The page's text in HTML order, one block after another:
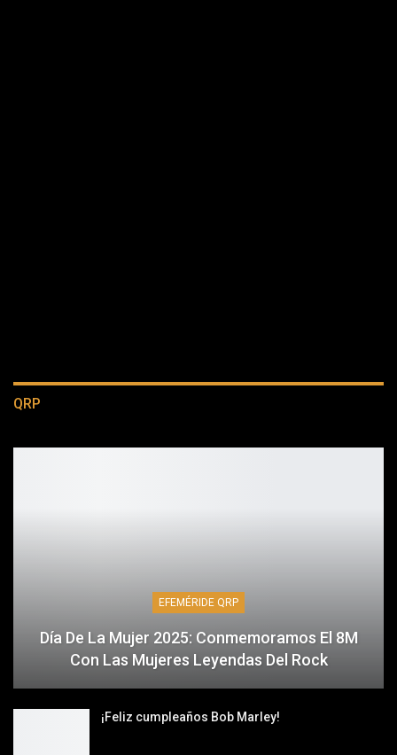
QRP
EFEMÉRIDE QRP
Día De La Mujer 2025: Conmemoramos El 8M
Con Las Mujeres Leyendas Del Rock
¡Feliz cumpleaños Bob Marley!